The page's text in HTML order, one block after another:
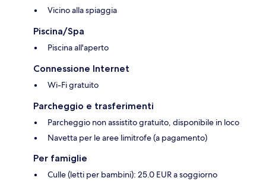
Vicino alla spiaggia
Piscina/Spa
Piscina all'aperto
Connessione Internet
Wi-Fi gratuito
Parcheggio e trasferimenti
Parcheggio non assistito gratuito, disponibile in loco
Navetta per le aree limitrofe (a pagamento)
Per famiglie
Culle (letti per bambini): 25.0 EUR a soggiorno